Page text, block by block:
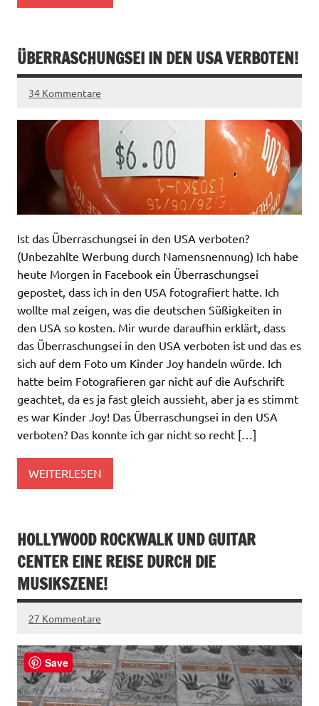
ÜBERRASCHUNGSEI IN DEN USA VERBOTEN!
34 Kommentare
Ist das Überraschungsei in den USA verboten?
(Unbezahlte Werbung durch Namensnennung) Ich habe
heute Morgen in Facebook ein Überraschungsei
gepostet, dass ich in den USA fotografiert hatte. Ich
wollte mal zeigen, was die deutschen Süßigkeiten in
den USA so kosten. Mir wurde daraufhin erklärt, dass
das Überraschungsei in den USA verboten ist und das es
sich auf dem Foto um Kinder Joy handeln würde. Ich
hatte beim Fotografieren gar nicht auf die Aufschrift
geachtet, da es ja fast gleich aussieht, aber ja es stimmt
es war Kinder Joy! Das Überraschungsei in den USA
verboten? Das konnte ich gar nicht so recht […]
WEITERLESEN
HOLLYWOOD ROCKWALK UND GUITAR
CENTER EINE REISE DURCH DIE
MUSIKSZENE!
27 Kommentare
Save